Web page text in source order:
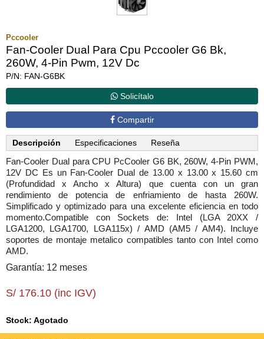
Pccooler
Fan-Cooler Dual Para Cpu Pccooler G6 Bk,
260W, 4-Pin Pwm, 12V Dc
P/N: FAN-G6BK
Solicítalo
Compartir
Descripción Especificaciones Reseña
Fan-Cooler Dual para CPU PcCooler G6 BK, 260W, 4-Pin PWM,
12V DC Es un Fan-Cooler Dual de 13.00 x 13.00 x 15.60 cm
(Profundidad x Ancho x Altura) que cuenta con un gran
rendimiento de potencia de enfriamiento de hasta 260W.
Simplificado y optimizado para una excelente eficiencia en todo
momento.Compatible con Sockets de: Intel (LGA 20XX /
LGA1200, LGA1700, LGA115x) / AMD (AM5 / AM4). Incluye
soportes de montaje metalico compatibles tanto con Intel como
AMD.
Garantía: 12 meses
S/ 176.10 (inc IGV)
Stock: Agotado